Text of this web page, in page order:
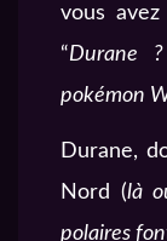
vous
“Durane
pokémon
Durane,
Nord (là
polaires